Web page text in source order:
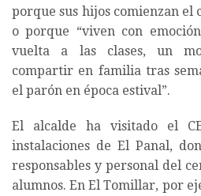
porque sus hijos comienzan el
o porque “viven con
vuelta a las clases, un
compartir en familia tras
el parón en época estival”.
El alcalde ha visitado el
instalaciones de El Panal,
responsables y personal del
alumnos. En El Tomillar, por